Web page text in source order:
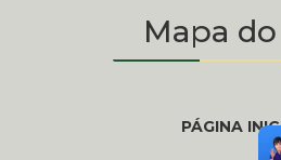
Mapa
PÁGINA